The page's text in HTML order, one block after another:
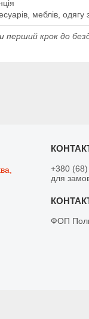
меблів, одягу
крок до
+380
для
ФОП